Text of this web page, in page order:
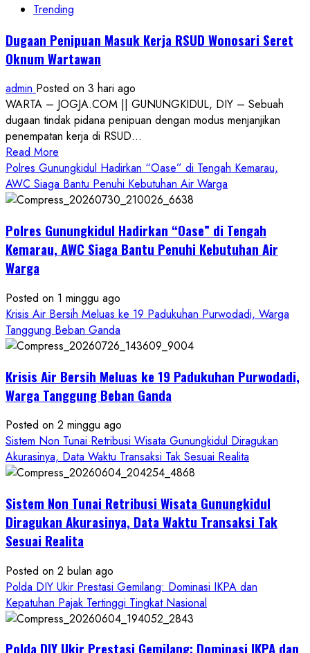
Trending
Dugaan Penipuan Masuk Kerja RSUD Wonosari Seret
Oknum Wartawan
admin Posted on 3 hari ago
WARTA – JOGJA.COM || GUNUNGKIDUL, DIY – Sebuah
dugaan tindak pidana penipuan dengan modus menjanjikan
penempatan kerja di RSUD...
Read More
more
about
Dugaan
Masuk
Kerja
Seret
Oknum
Wartawan
Polres Gunungkidul Hadirkan “Oase” di Tengah Kemarau,
AWC Siaga Bantu Penuhi Kebutuhan Air Warga
Polres Gunungkidul Hadirkan “Oase” di Tengah
Kemarau, AWC Siaga Bantu Penuhi Kebutuhan Air
Warga
Posted on 1 minggu ago
Krisis Air Bersih Meluas ke 19 Padukuhan Purwodadi, Warga
Tanggung Beban Ganda
Krisis Air Bersih Meluas ke 19 Padukuhan Purwodadi,
Warga Tanggung Beban Ganda
Posted on 2 minggu ago
Sistem Non Tunai Retribusi Wisata Gunungkidul Diragukan
Akurasinya, Data Waktu Transaksi Tak Sesuai Realita
Sistem Non Tunai Retribusi Wisata Gunungkidul
Diragukan Akurasinya, Data Waktu Transaksi Tak
Sesuai Realita
Posted on 2 bulan ago
Polda DIY Ukir Prestasi Gemilang: Dominasi IKPA dan
Kepatuhan Pajak Tertinggi Tingkat Nasional
Polda DIY Ukir Prestasi Gemilang: Dominasi IKPA dan